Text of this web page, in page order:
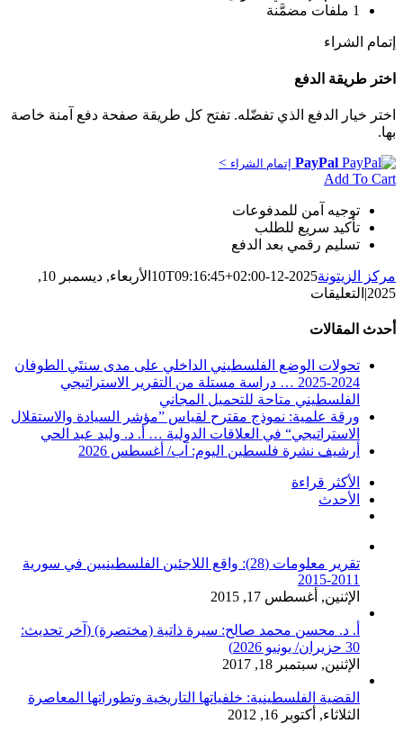
1 ملفات مضمَّنة
إتمام الشراء
اختر طريقة الدفع
اختر خيار الدفع الذي تفضّله. تفتح كل طريقة صفحة دفع آمنة خاصة
بها.
PayPal إتمام الشراء >
Add To Cart
توجيه آمن للمدفوعات
تأكيد سريع للطلب
تسليم رقمي بعد الدفع
مركز الزيتونة2025-12-10T09:16:45+02:00
الأربعاء, ديسمبر 10,
2025
| التعليقات
Flood
(Soft
Copy)
مغلقة
أحدث المقالات
تحولات الوضع الفلسطيني الداخلي على مدى سنتَي الطوفان
2024-2025 … دراسة مستلة من التقرير الاستراتيجي
الفلسطيني متاحة للتحميل المجاني
ورقة علمية: نموذج مقترح لقياس ”مؤشر السيادة والاستقلال
الاستراتيجي“ في العلاقات الدولية … أ. د. وليد عبد الحي
أرشيف نشرة فلسطين اليوم: آب/ أغسطس 2026
الأكثر قراءة
الأحدث
تقرير معلومات (28): واقع اللاجئين الفلسطينيين في سورية
2011-2015
الإثنين, أغسطس 17, 2015
أ. د. محسن محمد صالح: سيرة ذاتية (مختصرة) (آخر تحديث:
30 حزيران/ يونيو 2026)
الإثنين, سبتمبر 18, 2017
القضية الفلسطينية: خلفياتها التاريخية وتطوراتها المعاصرة
الثلاثاء, أكتوبر 16, 2012